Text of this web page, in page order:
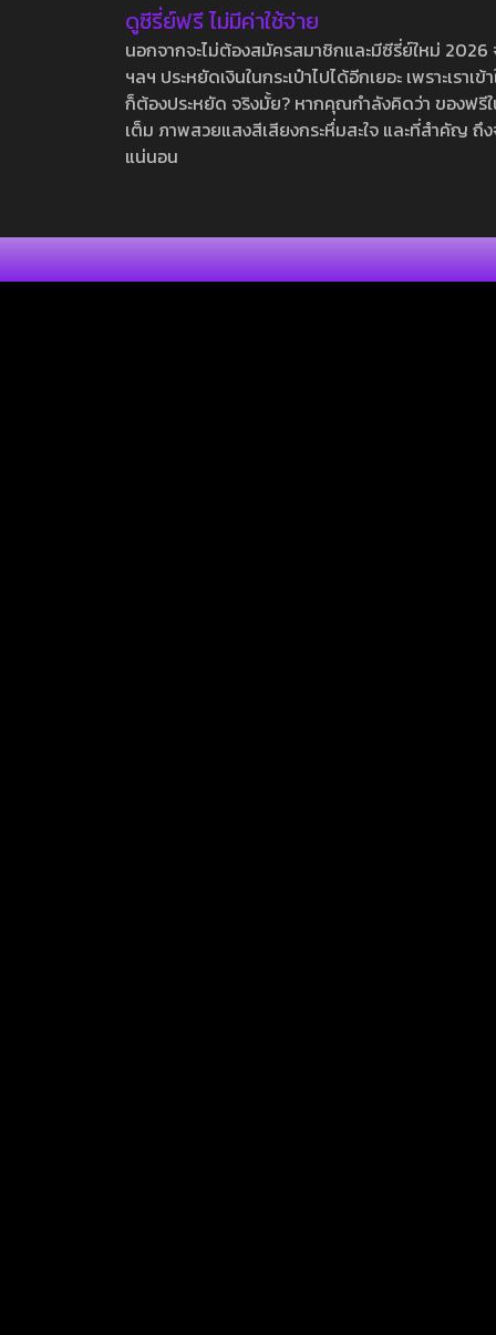
ดูซีรี่ย์ฟรี ไม่มีค่าใช้จ่าย
นอกจากจะไม่ต้องสมัครสมาชิกและมีซีรี่ย์ใหม่
ฯลฯ ประหยัดเงินในกระเป๋าไปได้อีกเยอะ เพราะเร
ก็ต้องประหยัด จริงมั้ย? หากคุณกำลังคิดว่า ของฟ
เต็ม ภาพสวยแสงสีเสียงกระหึ่มสะใจ และที่สำคัญ
แน่นอน